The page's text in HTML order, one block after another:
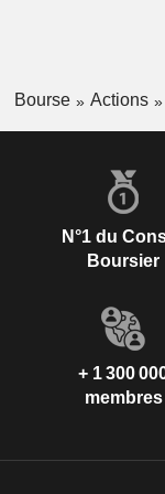
Bourse Actions
N°1 du
Boursier
+ 1 300
membres